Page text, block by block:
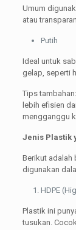
Umum
atau
Putih
Ideal untuk
gelap, seperti
Tips
lebih efisien
mengganggu
Jenis Plastik
Berikut adalah
digunakan
HDPE
Plastik ini
tusukan.